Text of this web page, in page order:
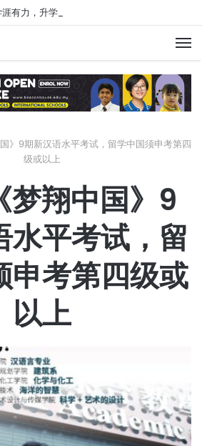
》9期新汉语水平考试，留学中国须申考第四
级或以上
梦翔中国》9
水平考试，留
申考第四级或
以上